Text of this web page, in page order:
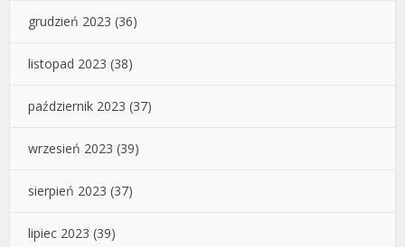
grudzień 2023 (36)
listopad 2023 (38)
październik 2023 (37)
wrzesień 2023 (39)
sierpień 2023 (37)
lipiec 2023 (39)